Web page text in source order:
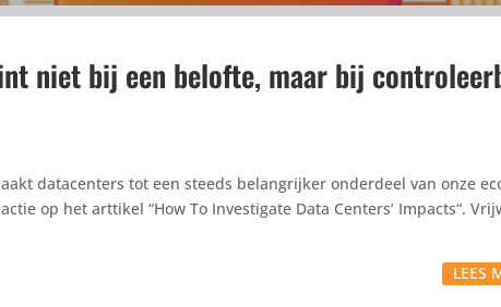
niet bij een belofte, maar bij
data­cen­ters tot een steeds belang­rijker onderdeel van onze
op het arttikel “How To Inves­ti­gate Data Centers’ Impacts“.
LEES